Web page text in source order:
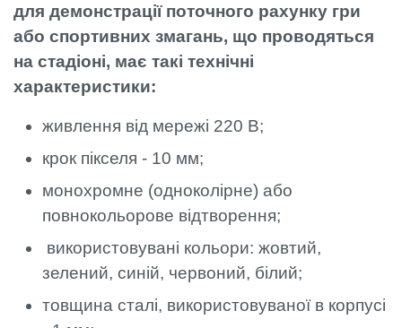
для демонстрації поточного рахунку гри
або спортивних змагань, що проводяться
на стадіоні, має такі технічні
характеристики:
живлення від мережі 220 В;
крок пікселя - 10 мм;
монохромне (одноколірне) або
повнокольорове відтворення;
використовувані кольори: жовтий,
зелений, синій, червоний, білий;
товщина сталі, використовуваної в корпусі